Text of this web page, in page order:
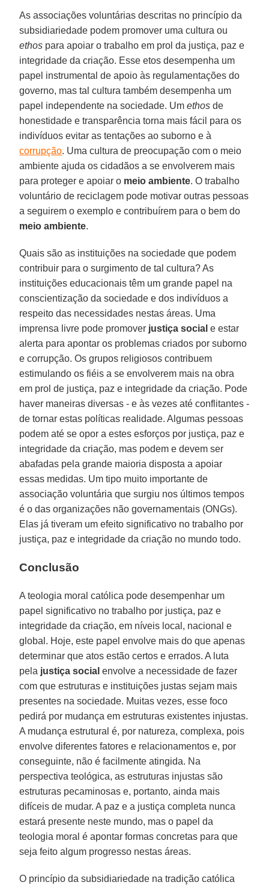
As associações voluntárias descritas no princípio da
subsidiariedade podem promover uma cultura ou
ethos para apoiar o trabalho em prol da justiça, paz e
integridade da criação. Esse etos desempenha um
papel instrumental de apoio às regulamentações do
governo, mas tal cultura também desempenha um
papel independente na sociedade. Umethos de
honestidade e transparência torna mais fácil para os
indivíduos evitar as tentações ao suborno e à
corrupção. Uma cultura de preocupação com o meio
ambiente ajuda os cidadãos a se envolverem mais
para proteger e apoiar o meio ambiente. O trabalho
voluntário de reciclagem pode motivar outras pessoas
a seguirem o exemplo e contribuírem para o bem do
meio ambiente.
Quais são as instituições na sociedade que podem
contribuir para o surgimento de tal cultura? As
instituições educacionais têm um grande papel na
conscientização da sociedade e dos indivíduos a
respeito das necessidades nestas áreas. Uma
imprensa livre pode promover justiça social e estar
alerta para apontar os problemas criados por suborno
e corrupção. Os grupos religiosos contribuem
estimulando os fiéis a se envolverem mais na obra
em prol de justiça, paz e integridade da criação. Pode
haver maneiras diversas - e às vezes até conflitantes -
de tornar estas políticas realidade. Algumas pessoas
podem até se opor a estes esforços por justiça, paz e
integridade da criação, mas podem e devem ser
abafadas pela grande maioria disposta a apoiar
essas medidas. Um tipo muito importante de
associação voluntária que surgiu nos últimos tempos
é o das organizações não governamentais (ONGs).
Elas já tiveram um efeito significativo no trabalho por
justiça, paz e integridade da criação no mundo todo.
Conclusão
A teologia moral católica pode desempenhar um
papel significativo no trabalho por justiça, paz e
integridade da criação, em níveis local, nacional e
global. Hoje, este papel envolve mais do que apenas
determinar que atos estão certos e errados. A luta
pela justiça social envolve a necessidade de fazer
com que estruturas e instituições justas sejam mais
presentes na sociedade. Muitas vezes, esse foco
pedirá por mudança em estruturas existentes injustas.
A mudança estrutural é, por natureza, complexa, pois
envolve diferentes fatores e relacionamentos e, por
conseguinte, não é facilmente atingida. Na
perspectiva teológica, as estruturas injustas são
estruturas pecaminosas e, portanto, ainda mais
difíceis de mudar. A paz e a justiça completa nunca
estará presente neste mundo, mas o papel da
teologia moral é apontar formas concretas para que
seja feito algum progresso nestas áreas.
O princípio da subsidiariedade na tradição católica